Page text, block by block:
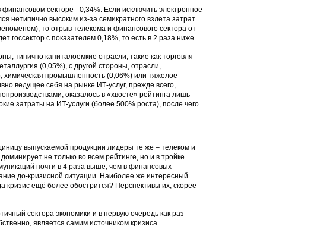
секторе - 0,34%. Если исключить электронное
нетипично высоким из-за семикратного взлета затрат
то отрыв телекома и финансового сектора от
госсектор с показателем 0,18%, то есть в 2 раза ниже.
типично капиталоемкие отрасли, такие как торговля
(0,05%), с другой стороны, отрасли,
химическая промышленность (0,06%) или тяжелое
ведущее себя на рынке ИТ-услуг, прежде всего,
оказалось в «хвосте» рейтинга лишь
затраты на ИТ-услуги (более 500% роста), после чего
выпускаемой продукции лидеры те же – телеком и
не только во всем рейтинге, но и в тройке
почти в 4 раза выше, чем в финансовых
до-кризисной ситуации. Наиболее же интересный
кризис ещё более обострится? Перспективы их, скорее
сектора экономики и в первую очередь как раз
является самим источником кризиса.